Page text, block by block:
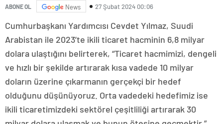
ABONE OL News 27 Şubat 2024 00:06
Cumhurbaşkanı Yardımcısı Cevdet Yılmaz, Suudi
Arabistan ile 2023’te ikili ticaret hacminin 6,8 milyar
dolara ulaştığını belirterek, “Ticaret hacmimizi, dengeli
ve hızlı bir şekilde artırarak kısa vadede 10 milyar
doların üzerine çıkarmanın gerçekçi bir hedef
olduğunu düşünüyoruz. Orta vadedeki hedefimiz ise
ikili ticaretimizdeki sektörel çeşitliliği artırarak 30